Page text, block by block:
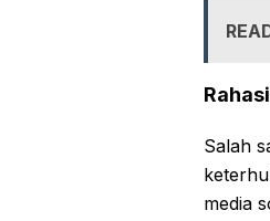
Salah
media